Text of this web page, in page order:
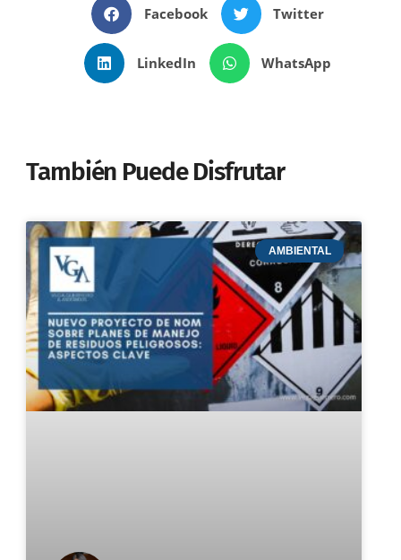
Facebook Twitter
LinkedIn WhatsApp
También Puede Disfrutar
AMBIENTAL